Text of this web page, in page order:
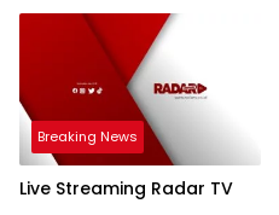
Breaking News
Live Streaming Radar TV